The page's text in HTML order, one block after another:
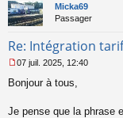
Micka69
Passager
Re: Intégration
e
07 juil. 2025, 12:40
Bonjour à tous,
Je pense que la phrase